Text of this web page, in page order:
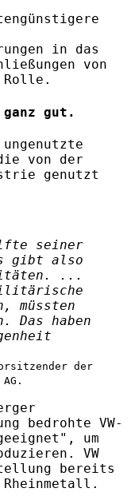
in das
von
Rolle.
ganz gut.
von der
genutzt
seiner
gibt also
...
müssten
Das haben
der
bedrohte VW-
um
VW
bereits